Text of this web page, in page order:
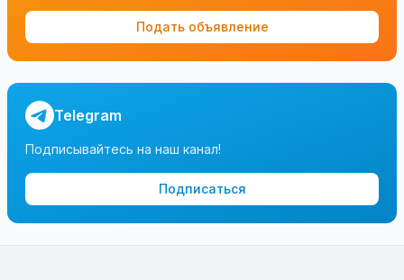
Подать объявление
Telegram
Подписывайтесь на наш канал!
Подписаться